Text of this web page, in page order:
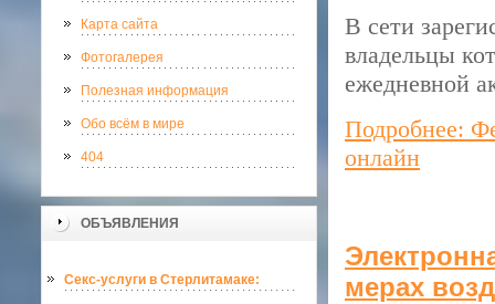
Карта сайта
Фотогалерея
Полезная информация
Обо всём в мире
404
ОБЪЯВЛЕНИЯ
Секс-услуги в Стерлитамаке:
В сети
владельцы
ежедневной
Подробнее:
онлайн
мерах